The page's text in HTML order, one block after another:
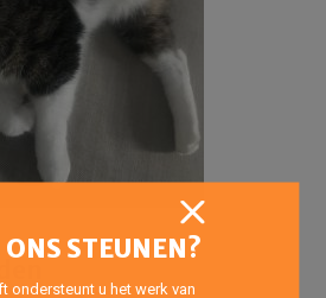
ONS STEUNEN?
ondersteunt u het werk van